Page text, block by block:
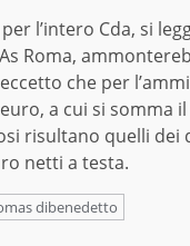
l’intero Cda, si
Roma,
che per
a cui si somma
risultano quelli dei
netti a testa.
dibenedetto